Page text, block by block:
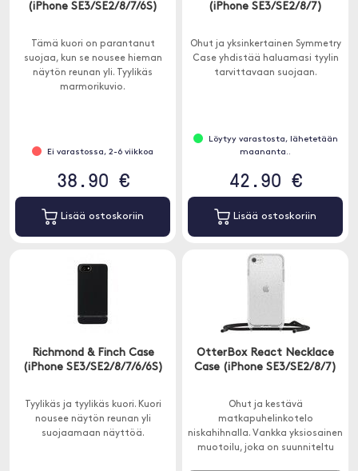
(iPhone SE3/SE2/8/7/6S)
Tämä kuori on parantanut
suojaa, kun se nousee hieman
näytön reunan yli. Tyylikäs
marmorikuvio.
Ei varastossa, 2-6 viikkoa
38.90 €
Lisää ostoskoriin
(iPhone SE3/SE2/8/7)
Ohut ja yksinkertainen Symmetry
Case yhdistää haluamasi tyylin
tarvittavaan suojaan.
Löytyy varastosta, lähetetään
maananta..
42.90 €
Lisää ostoskoriin
Richmond & Finch Case
(iPhone SE3/SE2/8/7/6/6S)
Tyylikäs ja tyylikäs kuori. Kuori
nousee näytön reunan yli
suojaamaan näyttöä.
OtterBox React Necklace
Case (iPhone SE3/SE2/8/7)
Ohut ja kestävä
matkapuhelinkotelo
niskahihnalla. Vankka yksiosainen
muotoilu, joka on suunniteltu